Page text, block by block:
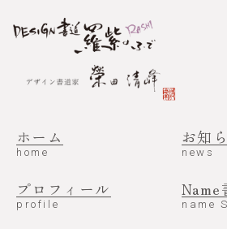
ホーム
home
お知
news
プロフィール
profile
Name
name
2023年7月 デザイン書道とシ